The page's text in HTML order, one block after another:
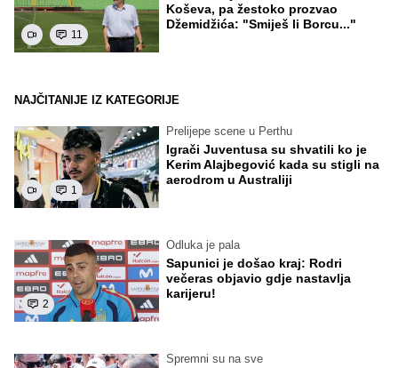
11
Koševa, pa žestoko prozvao
Džemidžića: "Smiješ li Borcu..."
NAJČITANIJE IZ KATEGORIJE
1
Prelijepe scene u Perthu
Igrači Juventusa su shvatili ko je
Kerim Alajbegović kada su stigli na
aerodrom u Australiji
2
Odluka je pala
Sapunici je došao kraj: Rodri
večeras objavio gdje nastavlja
karijeru!
Spremni su na sve